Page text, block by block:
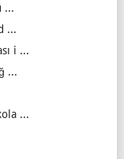
...
...
i ...
...
...